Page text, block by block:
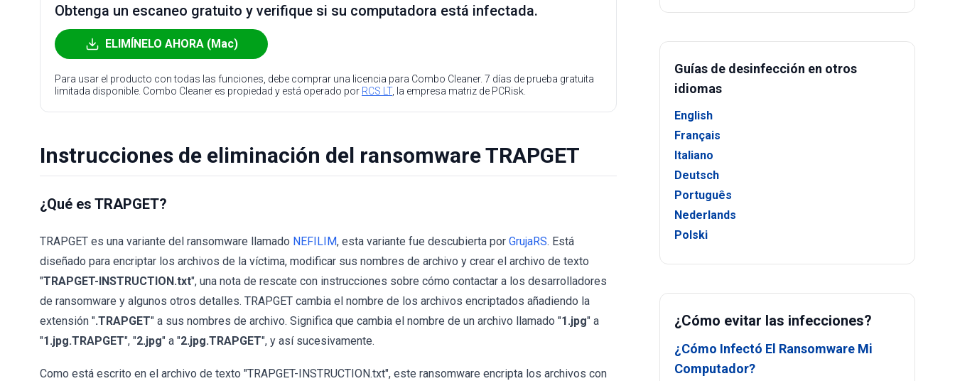
Obtenga un escaneo gratuito y verifique si su computadora está infectada.
ELIMÍNELO AHORA (Mac)
Para usar el producto con todas las funciones, debe comprar una licencia para Combo Cleaner. 7 días de prueba gratuita
limitada disponible. Combo Cleaner es propiedad y está operado por RCS LT, la empresa matriz de PCRisk.
Instrucciones de eliminación del ransomware TRAPGET
¿Qué es TRAPGET?
TRAPGET es una variante del ransomware llamado NEFILIM, esta variante fue descubierta por GrujaRS. Está
diseñado para encriptar los archivos de la víctima, modificar sus nombres de archivo y crear el archivo de texto
"TRAPGET-INSTRUCTION.txt", una nota de rescate con instrucciones sobre cómo contactar a los desarrolladores
de ransomware y algunos otros detalles. TRAPGET cambia el nombre de los archivos encriptados añadiendo la
extensión ".TRAPGET" a sus nombres de archivo. Significa que cambia el nombre de un archivo llamado "1.jpg" a
"1.jpg.TRAPGET", "2.jpg" a "2.jpg.TRAPGET", y así sucesivamente.
Como está escrito en el archivo de texto "TRAPGET-INSTRUCTION.txt", este ransomware encripta los archivos con
Guías de desinfección en otros
idiomas
English
Français
Italiano
Deutsch
Português
Nederlands
Polski
¿Cómo evitar las infecciones?
¿Cómo Infectó El Ransomware Mi
Computador?